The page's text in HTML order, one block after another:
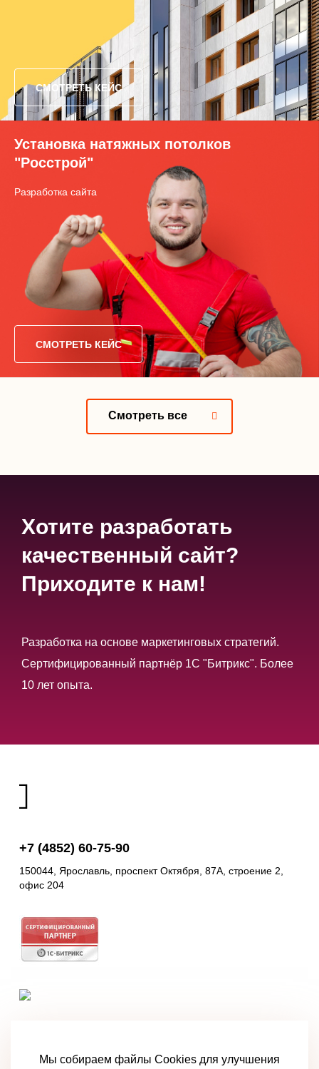
СМОТРЕТЬ КЕЙС
Установка натяжных потолков
"Росстрой"
Разработка сайта
СМОТРЕТЬ КЕЙС
Смотреть все
Хотите разработать
качественный сайт?
Приходите к нам!
Разработка на основе маркетинговых стратегий.
Сертифицированный партнёр 1С "Битрикс". Более
10 лет опыта.
+7 (4852) 60-75-90
150044, Ярославль, проспект Октября, 87A, строение 2,
офис 204
Мы собираем файлы Cookies для улучшения